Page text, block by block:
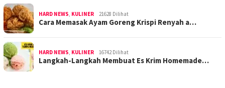
HARD NEWS, KULINER 21628 Dilihat
Cara Memasak Ayam Goreng Krispi Renyah a…
HARD NEWS, KULINER 16742 Dilihat
Langkah-Langkah Membuat Es Krim Homemade…